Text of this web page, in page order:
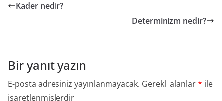
Kader nedir?
Determinizm nedir?
Bir yanıt yazın
E-posta adresiniz yayınlanmayacak. Gerekli alanlar* ile
işaretlenmişlerdir